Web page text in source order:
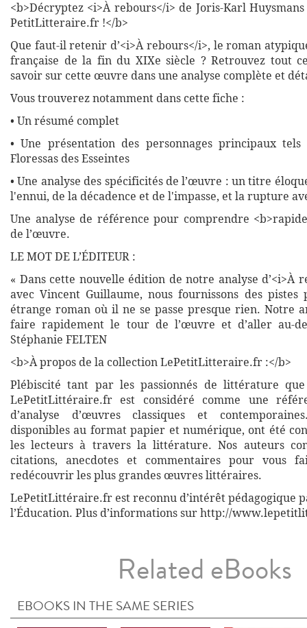
<b>Décryptez <i>À rebours</i> de Joris-Karl Huysmans
PetitLitteraire.fr !</b>
Que faut-il retenir d’<i>À rebours</i>, le roman
française de la fin du XIXe siècle ? Retrouvez tout
savoir sur cette œuvre dans une analyse complète et
Vous trouverez notamment dans cette fiche :
• Un résumé complet
• Une présentation des personnages principaux
Floressas des Esseintes
• Une analyse des spécificités de l’œuvre : un titre
l'ennui, de la décadence et de l'impasse, et la rupture
Une analyse de référence pour comprendre
de l’œuvre.
LE MOT DE L’ÉDITEUR :
« Dans cette nouvelle édition de notre analyse d’<i>À
avec Vincent Guillaume, nous fournissons des pistes
étrange roman où il ne se passe presque rien. Notre
faire rapidement le tour de l’œuvre et d’aller au-
Stéphanie FELTEN
<b>À propos de la collection LePetitLitteraire.fr :</b>
Plébiscité tant par les passionnés de littérature
LePetitLittéraire.fr est considéré comme une
d’analyse d’œuvres classiques et
disponibles au format papier et numérique, ont été
les lecteurs à travers la littérature. Nos auteurs
citations, anecdotes et commentaires pour vous
redécouvrir les plus grandes œuvres littéraires.
LePetitLittéraire.fr est reconnu d’intérêt pédagogique
l’Éducation. Plus d’informations sur http://
Related eBooks
EBOOKS IN THE SAME SERIES